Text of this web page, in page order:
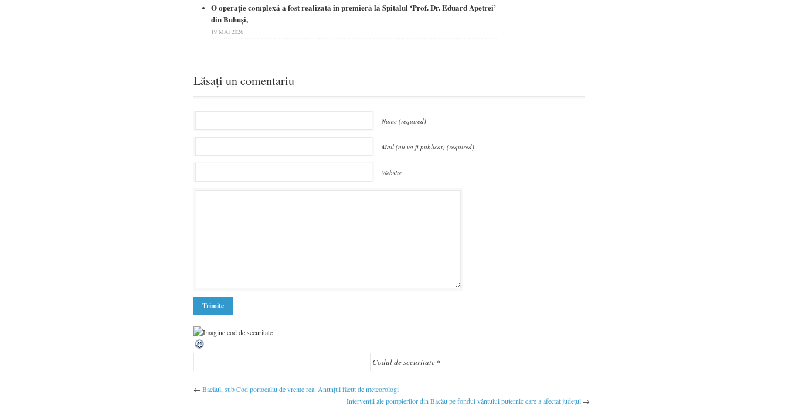
O operație complexă a fost realizată în premieră la Spitalul ‘Prof. Dr. Eduard Apetrei’
din Buhuși,
19 MAI 2026
Lăsați un comentariu
Nume (required)
Mail (nu va fi publicat) (required)
Website
Codul de securitate *
← Bacăul, sub Cod portocaliu de vreme rea. Anunțul făcut de meteorologi
Intervenții ale pompierilor din Bacău pe fondul vântului puternic care a afectat județul →